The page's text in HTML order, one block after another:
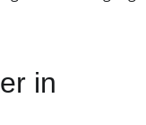
in